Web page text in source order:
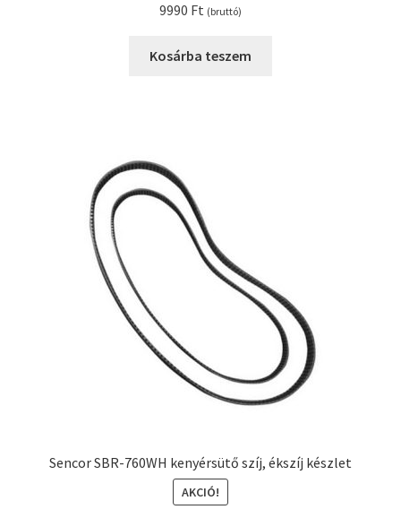
9990 Ft (bruttó)
Kosárba teszem
Sencor SBR-760WH kenyérsütő szíj, ékszíj készlet
AKCIÓ!